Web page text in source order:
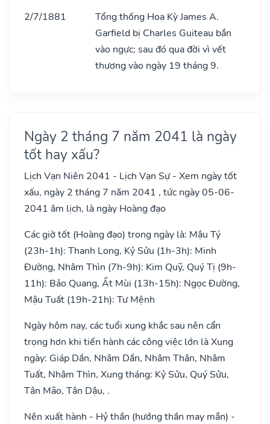
2/7/1881
Tổng thống Hoa Kỳ James A.
Garfield bị Charles Guiteau bắn
vào ngực; sau đó qua đời vì vết
thương vào ngày 19 tháng 9.
Ngày 2 tháng 7 năm 2041 là ngày
tốt hay xấu?
Lịch Vạn Niên 2041 - Lịch Vạn Sự - Xem ngày tốt
xấu, ngày 2 tháng 7 năm 2041 , tức ngày 05-06-
2041 âm lịch, là ngày Hoàng đạo
Các giờ tốt (Hoàng đạo) trong ngày là: Mậu Tý
(23h-1h): Thanh Long, Kỷ Sửu (1h-3h): Minh
Đường, Nhâm Thìn (7h-9h): Kim Quỹ, Quý Tị (9h-
11h): Bảo Quang, Ất Mùi (13h-15h): Ngọc Đường,
Mậu Tuất (19h-21h): Tư Mệnh
Ngày hôm nay, các tuổi xung khắc sau nên cẩn
trọng hơn khi tiến hành các công việc lớn là Xung
ngày: Giáp Dần, Nhâm Dần, Nhâm Thân, Nhâm
Tuất, Nhâm Thìn, Xung tháng: Kỷ Sửu, Quý Sửu,
Tân Mão, Tân Dậu, .
Nên xuất hành - Hỷ thần (hướng thần may mắn) -